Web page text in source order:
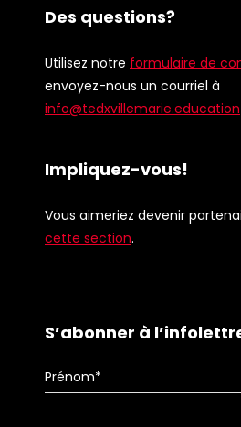
Des questions?
Utilisez notre formulaire de
envoyez-nous un courriel à
info@tedxvillemarie.education
Impliquez-vous!
Vous aimeriez devenir
cette section.
S’abonner à